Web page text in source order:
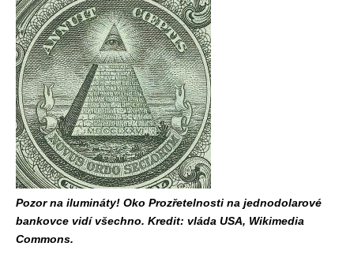
Pozor na ilumináty! Oko Prozřetelnosti na jednodolarové
bankovce vidí všechno. Kredit: vláda USA, Wikimedia
Commons.